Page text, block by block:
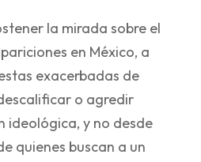
la mirada sobre el
en México, a
exacerbadas de
o agredir
ideológica, y no desde
quienes buscan a un